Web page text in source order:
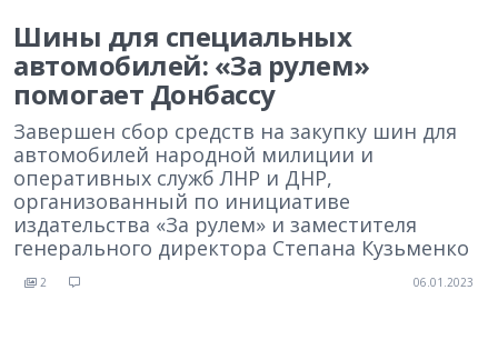
Шины для специальных
автомобилей: «За рулем»
помогает Донбассу
Завершен сбор средств на закупку шин для
автомобилей народной милиции и
оперативных служб ЛНР и ДНР,
организованный по инициативе
издательства «За рулем» и заместителя
генерального директора Степана Кузьменко
2 06.01.2023